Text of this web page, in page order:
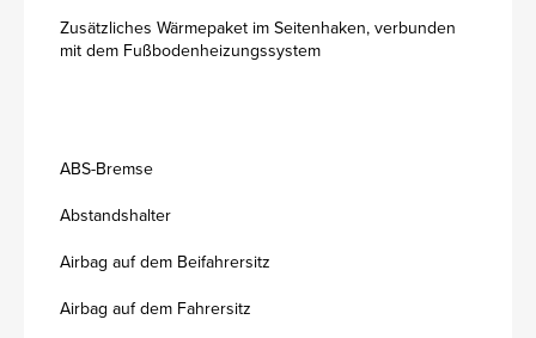
Zusätzliches Wärmepaket im Seitenhaken, verbunden
mit dem Fußbodenheizungssystem
ABS-Bremse
Abstandshalter
Airbag auf dem Beifahrersitz
Airbag auf dem Fahrersitz